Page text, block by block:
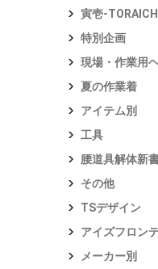
寅壱-
特別企画
現場・作業用
夏の作業着
アイテム別
工具
腰道具解体新
その他
TSデザイン
アイズフロン
メーカー別